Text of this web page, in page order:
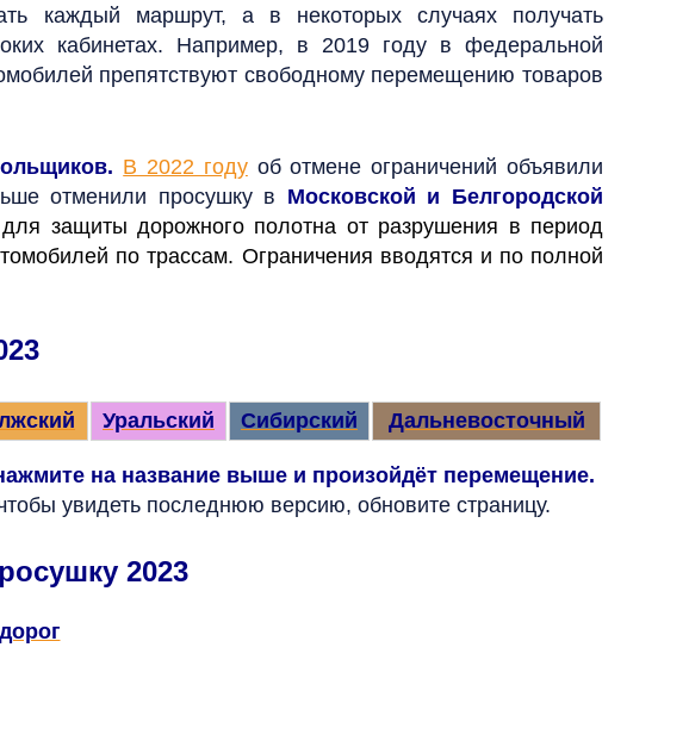
каждый маршрут, а в некоторых случаях получать
кабинетах. Например, в 2019 году в федеральной
препятствуют свободному перемещению товаров
В 2022 годуоб отмене ограничений объявили
отменили просушку в Московской и Белгородской
защиты дорожного полотна от разрушения в период
по трассам. Ограничения вводятся и по полной
Уральский Сибирский Дальневосточный
на название выше и произойдёт перемещение.
увидеть последнюю версию, обновите страницу.
2023